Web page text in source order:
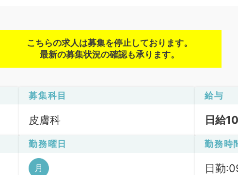
こちらの求人は募集を停止しております。
最新の募集状況の確認も承ります。
募集科目
皮膚科
給与
日給
勤務曜日
月
勤務時
日勤